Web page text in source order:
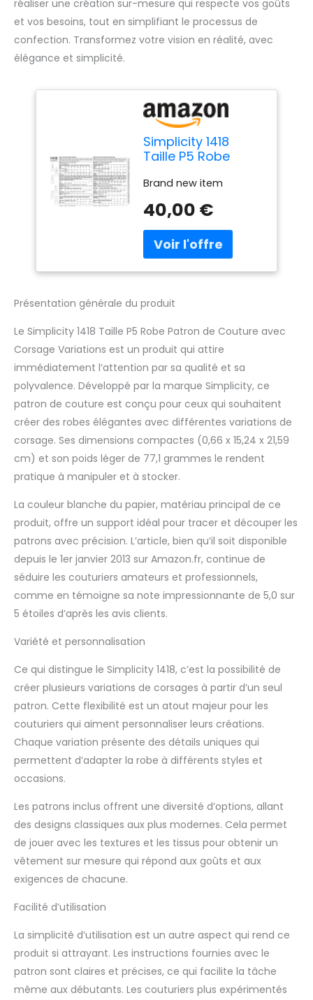
réaliser une création sur-mesure qui respecte vos goûts
et vos besoins, tout en simplifiant le processus de
confection. Transformez votre vision en réalité, avec
élégance et simplicité.
Simplicity 1418
Taille P5 Robe
avec Corsage
Variations
Brand new item
40,00 €
Présentation générale du produit
Le Simplicity 1418 Taille P5 Robe Patron de Couture avec
Corsage Variations est un produit qui attire
immédiatement l’attention par sa qualité et sa
polyvalence. Développé par la marque Simplicity, ce
patron de couture est conçu pour ceux qui souhaitent
créer des robes élégantes avec différentes variations de
corsage. Ses dimensions compactes (0,66 x 15,24 x 21,59
cm) et son poids léger de 77,1 grammes le rendent
pratique à manipuler et à stocker.
La couleur blanche du papier, matériau principal de ce
produit, offre un support idéal pour tracer et découper les
patrons avec précision. L’article, bien qu’il soit disponible
depuis le 1er janvier 2013 sur Amazon.fr, continue de
séduire les couturiers amateurs et professionnels,
comme en témoigne sa note impressionnante de 5,0 sur
5 étoiles d’après les avis clients.
Variété et personnalisation
Ce qui distingue le Simplicity 1418, c’est la possibilité de
créer plusieurs variations de corsages à partir d’un seul
patron. Cette flexibilité est un atout majeur pour les
couturiers qui aiment personnaliser leurs créations.
Chaque variation présente des détails uniques qui
permettent d’adapter la robe à différents styles et
occasions.
Les patrons inclus offrent une diversité d’options, allant
des designs classiques aux plus modernes. Cela permet
de jouer avec les textures et les tissus pour obtenir un
vêtement sur mesure qui répond aux goûts et aux
exigences de chacune.
Facilité d’utilisation
La simplicité d’utilisation est un autre aspect qui rend ce
produit si attrayant. Les instructions fournies avec le
patron sont claires et précises, ce qui facilite la tâche
même aux débutants. Les couturiers plus expérimentés